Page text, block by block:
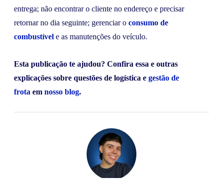
entrega; não encontrar o cliente no endereço e precisar
retornar no dia seguinte; gerenciar o consumo de
combustível e as manutenções do veículo.
Esta publicação te ajudou? Confira essa e outras
explicações sobre questões de logística e gestão de
frota em nosso blog.